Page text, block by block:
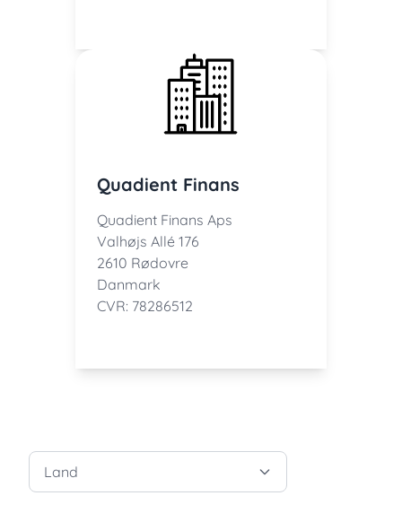
Quadient Finans
Quadient Finans Aps
Valhøjs Allé 176
2610 Rødovre
Danmark
CVR: 78286512
Land